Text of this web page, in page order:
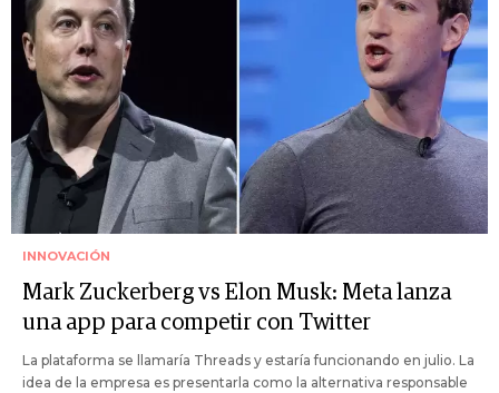
INNOVACIÓN
Mark Zuckerberg vs Elon Musk: Meta lanza
una app para competir con Twitter
La plataforma se llamaría Threads y estaría funcionando en julio. La
idea de la empresa es presentarla como la alternativa responsable